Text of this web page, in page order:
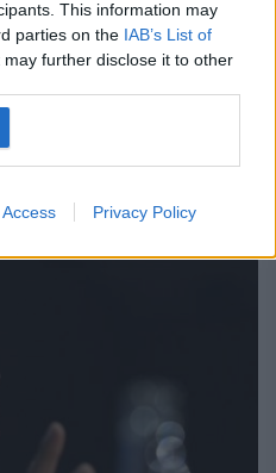
This information may
parties on the IAB’s List of
may further disclose it to other
Privacy Policy
un ultimatum de
a-și rezolva
în
În cazul unui eșec,
vor putea institui...